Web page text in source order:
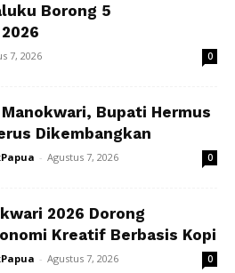
Borong 5
7, 2026 0
Bupati Hermus
Dikembangkan
- Agustus 7, 2026 0
2026 Dorong
Kreatif Berbasis Kopi
- Agustus 7, 2026 0